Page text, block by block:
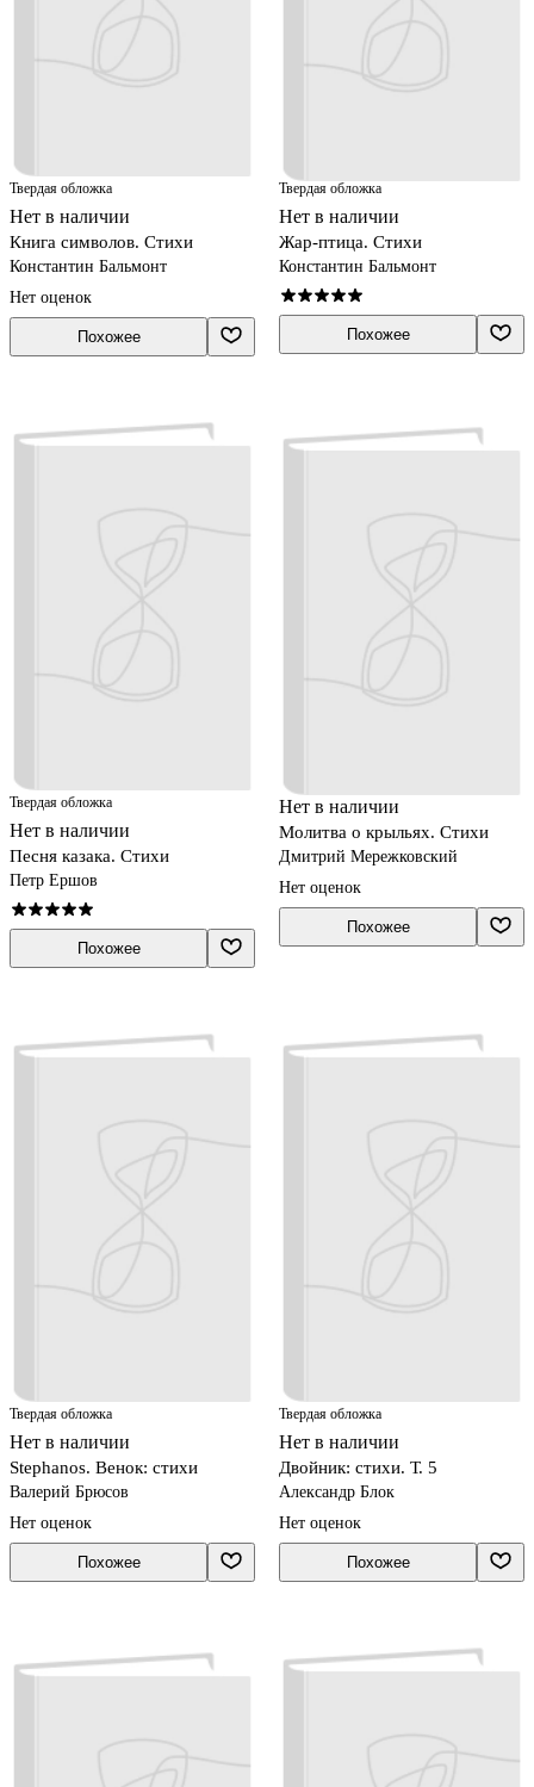
Твердая обложка
Нет в наличии
Книга символов. Стихи
Константин Бальмонт
Нет оценок
Похожее
Твердая обложка
Нет в наличии
Жар-птица. Стихи
Константин Бальмонт
Похожее
Твердая обложка
Нет в наличии
Песня казака. Стихи
Петр Ершов
Похожее
Нет в наличии
Молитва о крыльях. Стихи
Дмитрий Мережковский
Нет оценок
Похожее
Твердая обложка
Нет в наличии
Stephanos. Венок: стихи
Валерий Брюсов
Нет оценок
Похожее
Твердая обложка
Нет в наличии
Двойник: стихи. Т. 5
Александр Блок
Нет оценок
Похожее